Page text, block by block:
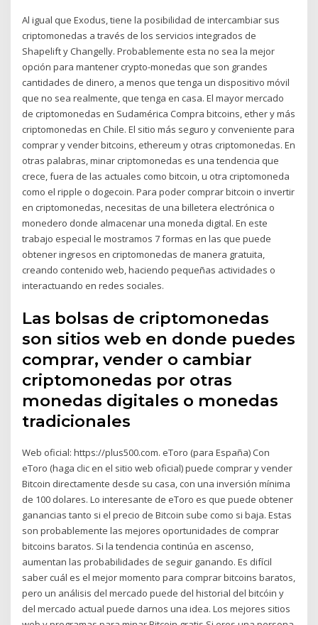
Al igual que Exodus, tiene la posibilidad de intercambiar sus
criptomonedas a través de los servicios integrados de
Shapelift y Changelly. Probablemente esta no sea la mejor
opción para mantener crypto-monedas que son grandes
cantidades de dinero, a menos que tenga un dispositivo móvil
que no sea realmente, que tenga en casa. El mayor mercado
de criptomonedas en Sudamérica Compra bitcoins, ether y más
criptomonedas en Chile. El sitio más seguro y conveniente para
comprar y vender bitcoins, ethereum y otras criptomonedas. En
otras palabras, minar criptomonedas es una tendencia que
crece, fuera de las actuales como bitcoin, u otra criptomoneda
como el ripple o dogecoin. Para poder comprar bitcoin o invertir
en criptomonedas, necesitas de una billetera electrónica o
monedero donde almacenar una moneda digital. En este
trabajo especial le mostramos 7 formas en las que puede
obtener ingresos en criptomonedas de manera gratuita,
creando contenido web, haciendo pequeñas actividades o
interactuando en redes sociales.
Las bolsas de criptomonedas
son sitios web en donde puedes
comprar, vender o cambiar
criptomonedas por otras
monedas digitales o monedas
tradicionales
Web oficial: https://plus500.com. eToro (para España) Con
eToro (haga clic en el sitio web oficial) puede comprar y vender
Bitcoin directamente desde su casa, con una inversión mínima
de 100 dolares. Lo interesante de eToro es que puede obtener
ganancias tanto si el precio de Bitcoin sube como si baja. Estas
son probablemente las mejores oportunidades de comprar
bitcoins baratos. Si la tendencia continúa en ascenso,
aumentan las probabilidades de seguir ganando. Es difícil
saber cuál es el mejor momento para comprar bitcoins baratos,
pero un análisis del mercado puede del historial del bitcóin y
del mercado actual puede darnos una idea. Los mejores sitios